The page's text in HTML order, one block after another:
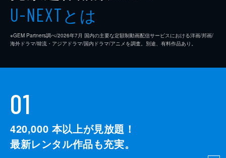
U-NEXTとは
※GEM Partners調べ/2026年7⽉ 国内の主要な定額制動画配信サービスにおける洋画/邦画/
海外ドラマ/韓流・アジアドラマ/国内ドラマ/アニメを調査。別途、有料作品あり。
01
420,000 本以上が見放題！
最新レンタル作品も充実。